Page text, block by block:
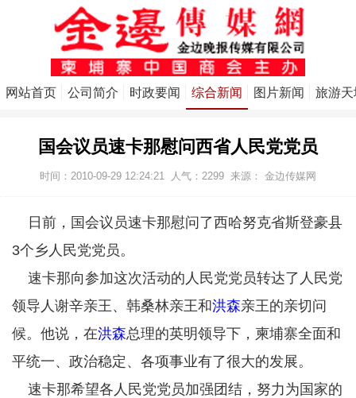
网站首页 公司简介 时政要闻 综合新闻 图片新闻 旅游天
国会议员速卡那慰问西省人民党党员
时间：2010-09-29 12:24:21 人气： 2299 来源： 金边传媒网
日前，国会议员速卡那慰问了西哈努克省斯登豪县
3个乡人民党党员。
速卡那向参加这次活动的人民党党员转达了人民党
领导人谢辛亲王、韩桑林亲王和洪森亲王的亲切问
候。他说，在洪森总理的英明领导下，柬埔寨全面和
平统一、政治稳定、各项事业有了很大的发展。
速卡那希望各人民党党员加强团结，努力为国家的